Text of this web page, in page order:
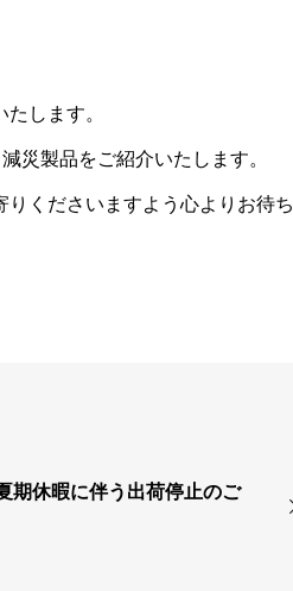
します。
災製品をご紹介いたします。
くださいますよう心よりお待ち
期休暇に伴う出荷停止のご